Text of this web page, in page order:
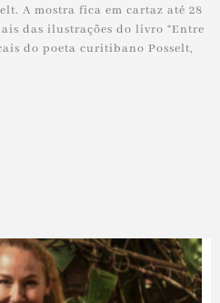
A mostra fica em cartaz até 28
das ilustrações do livro “Entre
do poeta curitibano Posselt,